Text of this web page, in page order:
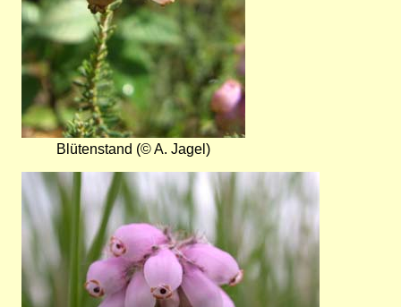
Blütenstand (© A. Jagel)
Bild